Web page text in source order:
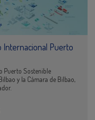
Internacional Puerto
Puerto Sostenible
y la Cámara de Bilbao,